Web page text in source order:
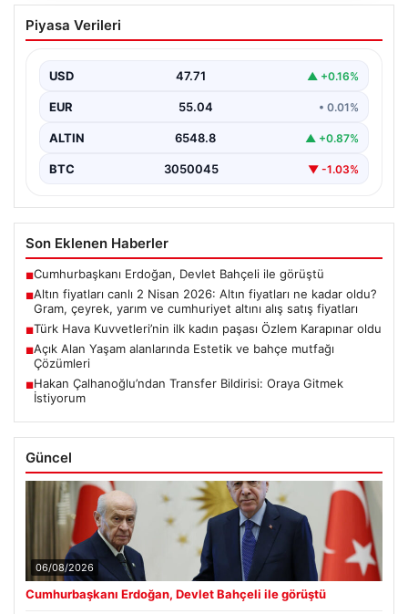
Altın fiyatları canlı 2 Nisan 2026: Altın
fiyatları ne kadar oldu? Gram, çeyrek,
fiyatları
Piyasa Verileri
USD 47.71 ▲ +0.16%
EUR 55.04 • 0.01%
ALTIN 6548.8 ▲ +0.87%
BTC 3050045 ▼ -1.03%
Son Eklenen Haberler
■Cumhurbaşkanı Erdoğan, Devlet Bahçeli ile görüştü
■Altın fiyatları canlı 2 Nisan 2026: Altın fiyatları ne kadar oldu?
Gram, çeyrek, yarım ve cumhuriyet altını alış satış fiyatları
■Türk Hava Kuvvetleri’nin ilk kadın paşası Özlem Karapınar oldu
■Açık Alan Yaşam alanlarında Estetik ve bahçe mutfağı
Çözümleri
■Hakan Çalhanoğlu’ndan Transfer Bildirisi: Oraya Gitmek
İstiyorum
Güncel
06/08/2026
Cumhurbaşkanı Erdoğan, Devlet Bahçeli ile görüştü